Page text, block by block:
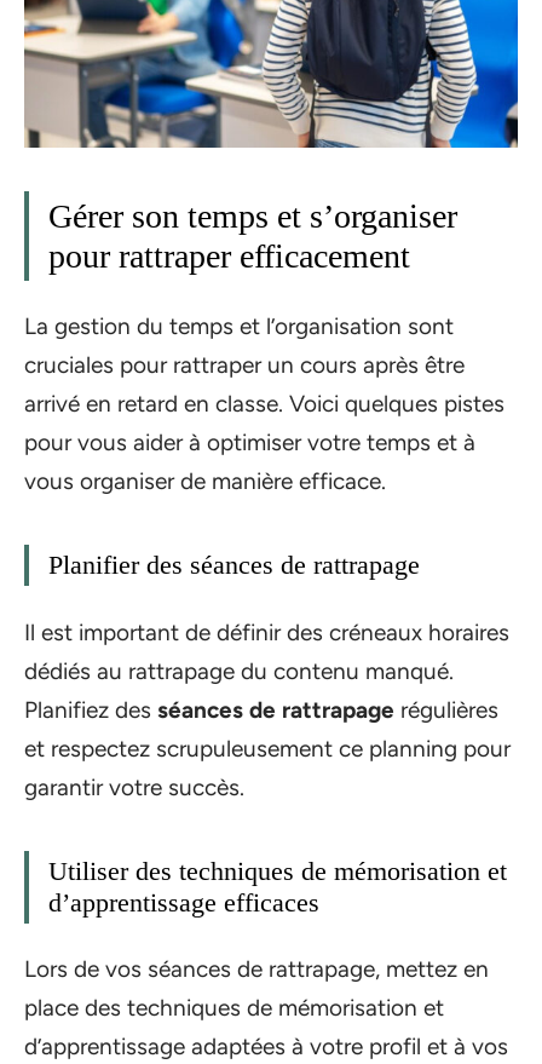
Gérer son temps et s’organiser
pour rattraper efficacement
La gestion du temps et l’organisation sont
cruciales pour rattraper un cours après être
arrivé en retard en classe. Voici quelques pistes
pour vous aider à optimiser votre temps et à
vous organiser de manière efficace.
Planifier des séances de rattrapage
Il est important de définir des créneaux horaires
dédiés au rattrapage du contenu manqué.
Planifiez des séances de rattrapage régulières
et respectez scrupuleusement ce planning pour
garantir votre succès.
Utiliser des techniques de mémorisation et
d’apprentissage efficaces
Lors de vos séances de rattrapage, mettez en
place des techniques de mémorisation et
d’apprentissage adaptées à votre profil et à vos